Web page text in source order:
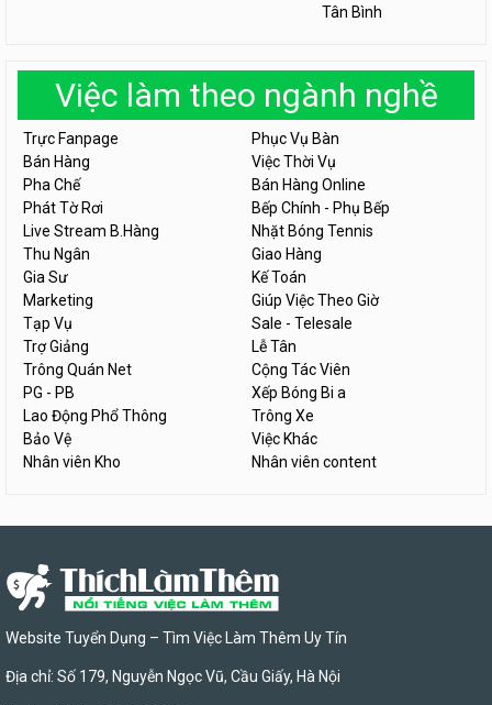
Tân Bình
Việc làm theo ngành nghề
Trực Fanpage
Phục Vụ Bàn
Bán Hàng
Việc Thời Vụ
Pha Chế
Bán Hàng Online
Phát Tờ Rơi
Bếp Chính - Phụ Bếp
Live Stream B.Hàng
Nhặt Bóng Tennis
Thu Ngân
Giao Hàng
Gia Sư
Kế Toán
Marketing
Giúp Việc Theo Giờ
Tạp Vụ
Sale - Telesale
Trợ Giảng
Lễ Tân
Trông Quán Net
Cộng Tác Viên
PG - PB
Xếp Bóng Bi a
Lao Động Phổ Thông
Trông Xe
Bảo Vệ
Việc Khác
Nhân viên Kho
Nhân viên content
Website Tuyển Dụng – Tìm Việc Làm Thêm Uy Tín
Địa chỉ: Số 179, Nguyễn Ngọc Vũ, Cầu Giấy, Hà Nội